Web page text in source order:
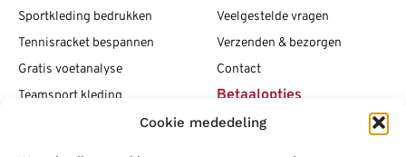
Cookie mededeling
Sportkleding bedrukken
Tennisracket bespannen
Gratis voetanalyse
Teamsport kleding
Veelgestelde vragen
Verzenden & bezorgen
Contact
Betaalopties